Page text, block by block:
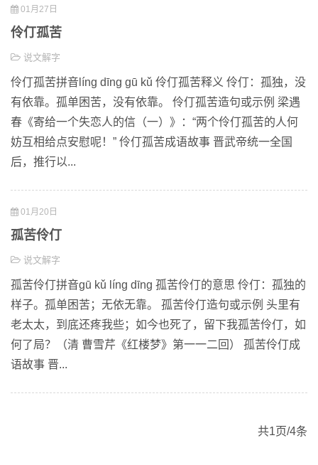
01月27日
伶仃孤苦
说文解字
伶仃孤苦拼音líng dīng gū kǔ 伶仃孤苦释义 伶仃：孤独，没
有依靠。孤单困苦，没有依靠。 伶仃孤苦造句或示例 梁遇
春《寄给一个失恋人的信（一）》：“两个伶仃孤苦的人何
妨互相给点安慰呢！” 伶仃孤苦成语故事 晋武帝统一全国
后，推行以...
01月20日
孤苦伶仃
说文解字
孤苦伶仃拼音gū kǔ líng dīng 孤苦伶仃的意思 伶仃：孤独的
样子。孤单困苦；无依无靠。 孤苦伶仃造句或示例 头里有
老太太，到底还疼我些；如今也死了，留下我孤苦伶仃，如
何了局？（清 曹雪芹《红楼梦》第一一二回） 孤苦伶仃成
语故事 晋...
共1页/4条